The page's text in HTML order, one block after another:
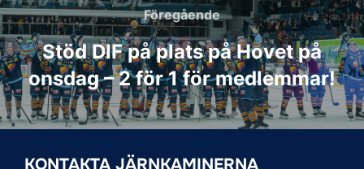
Föregående
Föregående
Stöd DIF på plats på Hovet på
onsdag – 2 för 1 för medlemmar!
KONTAKTA JÄRNKAMINERNA